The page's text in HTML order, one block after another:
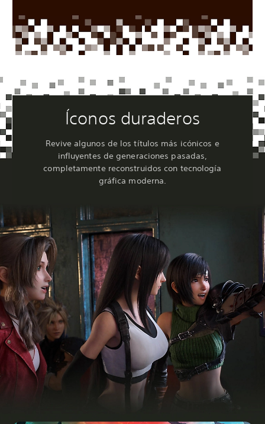
Íconos duraderos
Revive algunos de los títulos más icónicos e
influyentes de generaciones pasadas,
completamente reconstruidos con tecnología
gráfica moderna.